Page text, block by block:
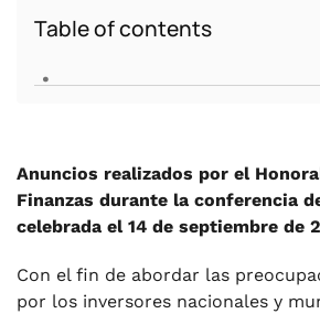
Table of contents
.
Anuncios realizados por el
Finanzas durante la conferencia
celebrada el 14 de septiembre de
Con el fin de abordar las
por los inversores nacionales y